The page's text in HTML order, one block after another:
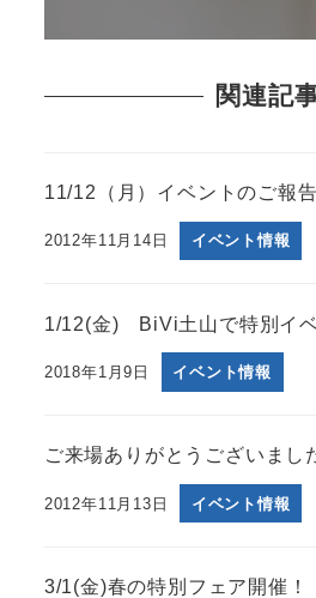
関連記
11/12（月）イベントのご報告
2012年11月14日 イベント情報
1/12(金) BiVi土山で特別イベ
2018年1月9日 イベント情報
ご来場ありがとうございまし
2012年11月13日 イベント情報
3/1(金)春の特別フェア開催！